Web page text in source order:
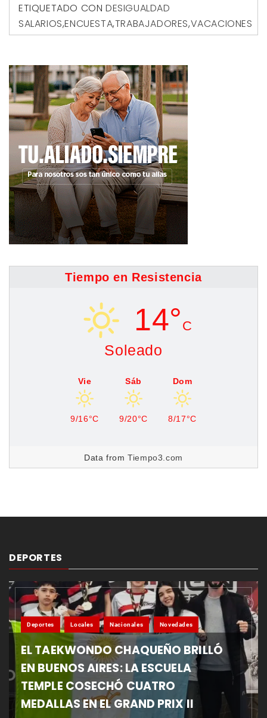
ETIQUETADO CON DESIGUALDAD
SALARIOS,ENCUESTA,TRABAJADORES,VACACIONES
Tiempo en Resistencia
14° C
Soleado
Vie
9/16°C
Sáb
9/20°C
Dom
8/17°C
Data fromTiempo3.com
DEPORTES
Deportes Locales Nacionales Novedades
EL TAEKWONDO CHAQUEÑO BRILLÓ
EN BUENOS AIRES: LA ESCUELA
TEMPLE COSECHÓ CUATRO
MEDALLAS EN EL GRAND PRIX II